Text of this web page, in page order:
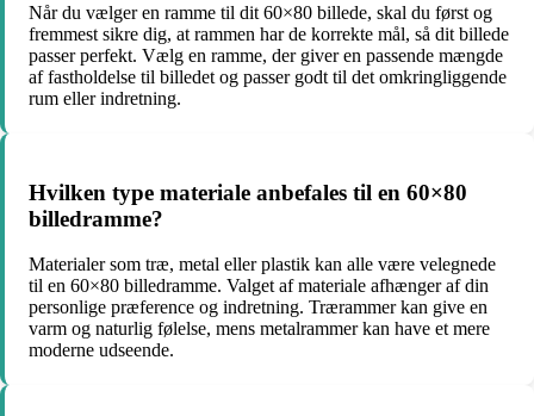
Når du vælger en ramme til dit 60×80 billede, skal du først og
fremmest sikre dig, at rammen har de korrekte mål, så dit billede
passer perfekt. Vælg en ramme, der giver en passende mængde
af fastholdelse til billedet og passer godt til det omkringliggende
rum eller indretning.
Hvilken type materiale anbefales til en 60×80
billedramme?
Materialer som træ, metal eller plastik kan alle være velegnede
til en 60×80 billedramme. Valget af materiale afhænger af din
personlige præference og indretning. Trærammer kan give en
varm og naturlig følelse, mens metalrammer kan have et mere
moderne udseende.